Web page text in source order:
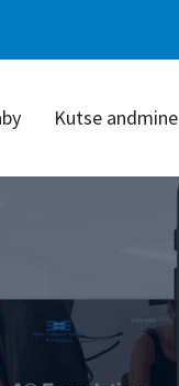
Kutse andmine